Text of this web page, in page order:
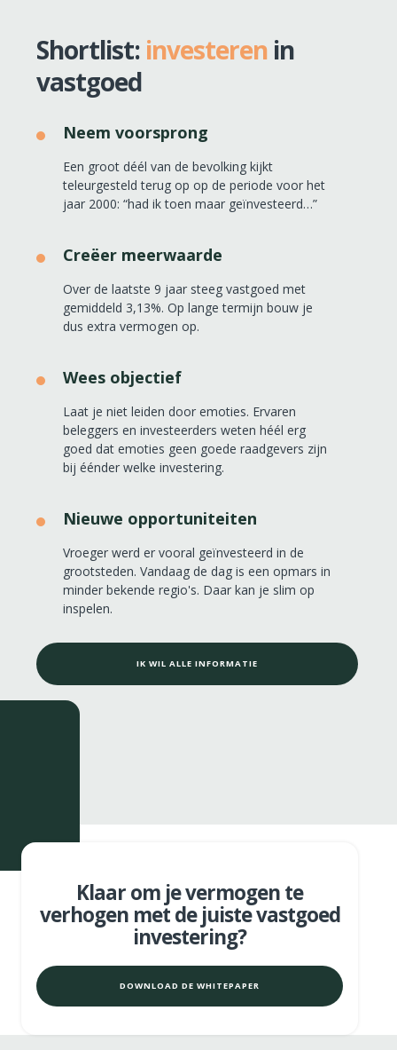
Shortlist: investeren in
vastgoed
Neem voorsprong
Een groot déél van de bevolking kijkt
teleurgesteld terug op op de periode voor het
jaar 2000: “had ik toen maar geïnvesteerd…”
Creëer meerwaarde
Over de laatste 9 jaar steeg vastgoed met
gemiddeld 3,13%. Op lange termijn bouw je
dus extra vermogen op.
Wees objectief
Laat je niet leiden door emoties. Ervaren
beleggers en investeerders weten héél erg
goed dat emoties geen goede raadgevers zijn
bij éénder welke investering.
Nieuwe opportuniteiten
Vroeger werd er vooral geïnvesteerd in de
grootsteden. Vandaag de dag is een opmars in
minder bekende regio's. Daar kan je slim op
inspelen.
IK WIL ALLE INFORMATIE
Klaar om je vermogen te
verhogen met de juiste vastgoed
investering?
DOWNLOAD DE WHITEPAPER